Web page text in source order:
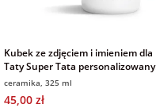
Kubek ze zdjęciem i imieniem dla
Taty Super Tata personalizowany
prezent
ceramika, 325 ml
45,00 zł